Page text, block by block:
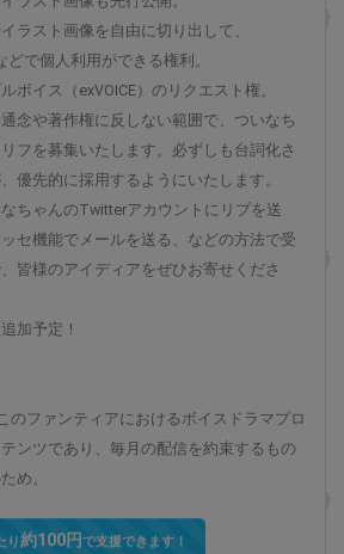
ラスト画像を自由に切り出して、
で個人利用ができる権利。
ボイス（exVOICE）のリクエスト権。
念や著作権に反しない範囲で、ついなち
フを募集いたします。必ずしも台詞化さ
優先的に採用するようにいたします。
ちゃんのTwitterアカウントにリプを送
セ機能でメールを送る、などの方法で受
皆様のアイディアをぜひお寄せくださ
加予定！
のファンティアにおけるボイスドラマプロ
ンツであり、毎月の配信を約束するもの
め。
り約100円 で支援できます！